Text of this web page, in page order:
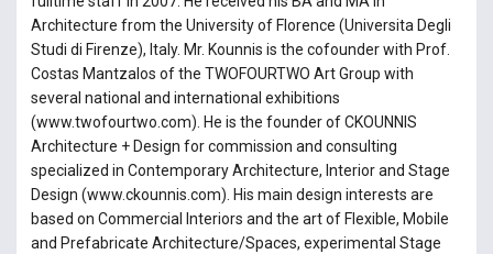
Architecture from the University of Florence (Universita Degli
Studi di Firenze), Italy. Mr. Kounnis is the cofounder with Prof.
Costas Mantzalos of the TWOFOURTWO Art Group with
several national and international exhibitions
(www.twofourtwo.com). He is the founder of CKOUNNIS
Architecture + Design for commission and consulting
specialized in Contemporary Architecture, Interior and Stage
Design (www.ckounnis.com). His main design interests are
based on Commercial Interiors and the art of Flexible, Mobile
and Prefabricate Architecture/Spaces, experimental Stage